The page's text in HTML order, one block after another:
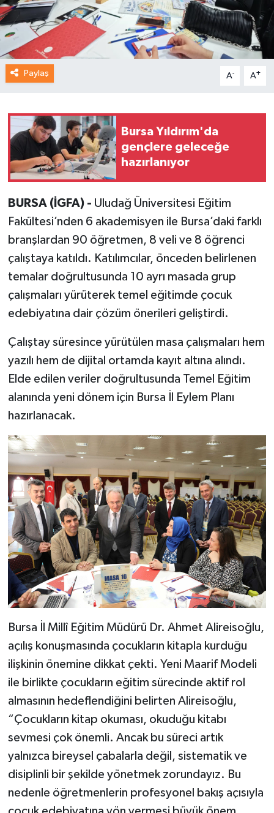
Paylaş A- A+
Bursa Yıldırım'da
gençlere geleceğe
hazırlanıyor
BURSA (İGFA) - Uludağ Üniversitesi Eğitim
Fakültesi’nden 6 akademisyen ile Bursa’daki farklı
branşlardan 90 öğretmen, 8 veli ve 8 öğrenci
çalıştaya katıldı. Katılımcılar, önceden belirlenen
temalar doğrultusunda 10 ayrı masada grup
çalışmaları yürüterek temel eğitimde çocuk
edebiyatına dair çözüm önerileri geliştirdi.
Çalıştay süresince yürütülen masa çalışmaları hem
yazılı hem de dijital ortamda kayıt altına alındı.
Elde edilen veriler doğrultusunda Temel Eğitim
alanında yeni dönem için Bursa İl Eylem Planı
hazırlanacak.
Bursa İl Millî Eğitim Müdürü Dr. Ahmet Alireisoğlu,
açılış konuşmasında çocukların kitapla kurduğu
ilişkinin önemine dikkat çekti. Yeni Maarif Modeli
ile birlikte çocukların eğitim sürecinde aktif rol
almasının hedeflendiğini belirten Alireisoğlu,
“Çocukların kitap okuması, okuduğu kitabı
sevmesi çok önemli. Ancak bu süreci artık
yalnızca bireysel çabalarla değil, sistematik ve
disiplinli bir şekilde yönetmek zorundayız. Bu
nedenle öğretmenlerin profesyonel bakış açısıyla